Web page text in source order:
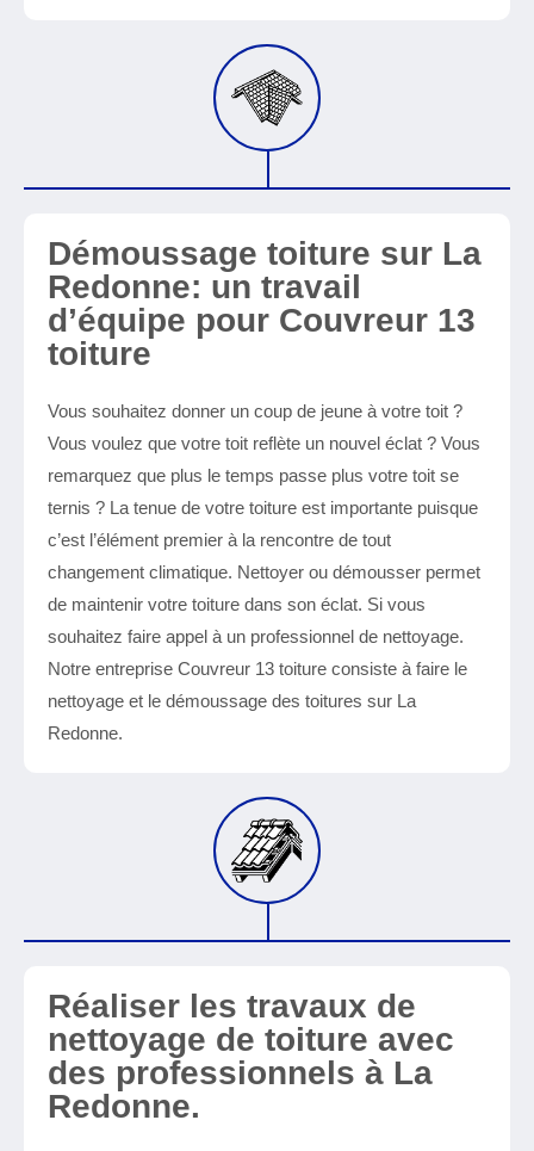
Démoussage toiture sur La
Redonne: un travail
d’équipe pour Couvreur 13
toiture
Vous souhaitez donner un coup de jeune à votre toit ?
Vous voulez que votre toit reflète un nouvel éclat ? Vous
remarquez que plus le temps passe plus votre toit se
ternis ? La tenue de votre toiture est importante puisque
c’est l’élément premier à la rencontre de tout
changement climatique. Nettoyer ou démousser permet
de maintenir votre toiture dans son éclat. Si vous
souhaitez faire appel à un professionnel de nettoyage.
Notre entreprise Couvreur 13 toiture consiste à faire le
nettoyage et le démoussage des toitures sur La
Redonne.
Réaliser les travaux de
nettoyage de toiture avec
des professionnels à La
Redonne.